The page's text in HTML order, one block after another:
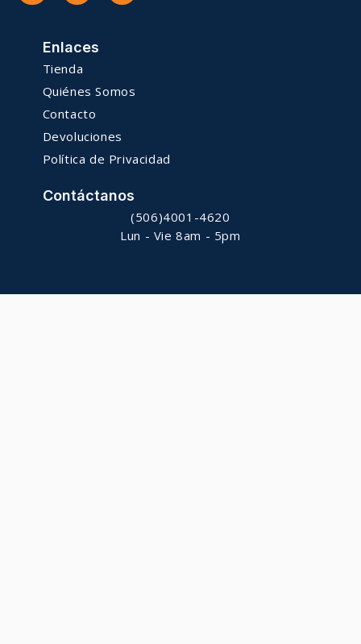
Enlaces
Tienda
Quiénes Somos
Contacto
Devoluciones
Política de Privacidad
Contáctanos
(506)4001-4620
Lun - Vie 8am - 5pm